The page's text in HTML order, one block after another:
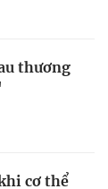
thương
cơ thể